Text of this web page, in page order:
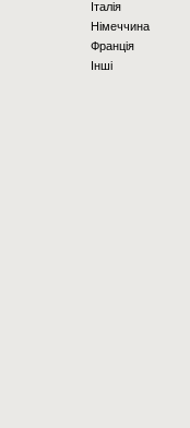
Італія
Німеччина
Франція
Інші